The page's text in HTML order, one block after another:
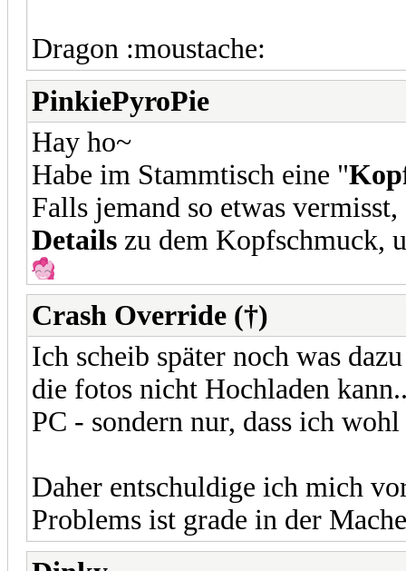
Dragon :moustache:
PinkiePyroPie
Hay ho~
Habe im Stammtisch eine "
Falls jemand so etwas
Details zu dem Kopfschmuck,
Crash Override (†)
Ich scheib später noch was
die fotos nicht Hochladen
PC - sondern nur, dass ich
Daher entschuldige ich mich
Problems ist grade in der